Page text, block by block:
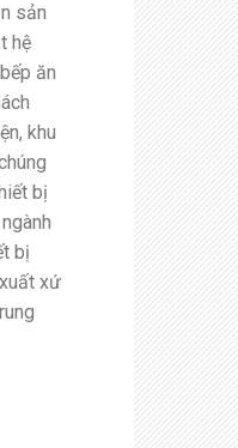
sản
hệ
ăn
khu
bị
bị
xứ